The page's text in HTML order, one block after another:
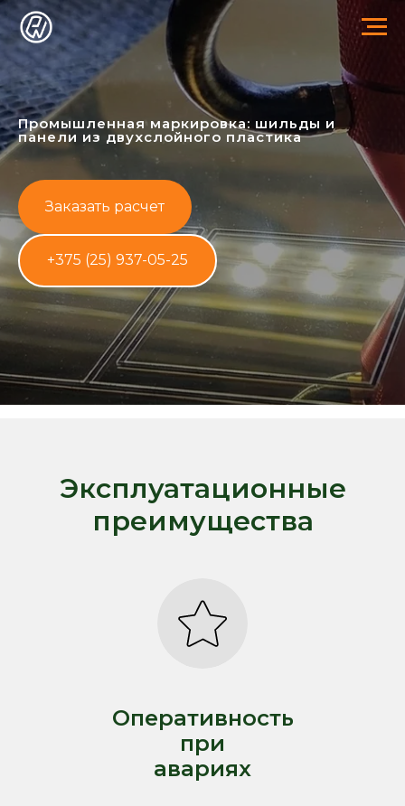
Промышленная маркировка: шильды и
панели из двухслойного пластика
Заказать расчет
+375 (25) 937-05-25
Эксплуатационные
преимущества
Оперативность
при
авариях